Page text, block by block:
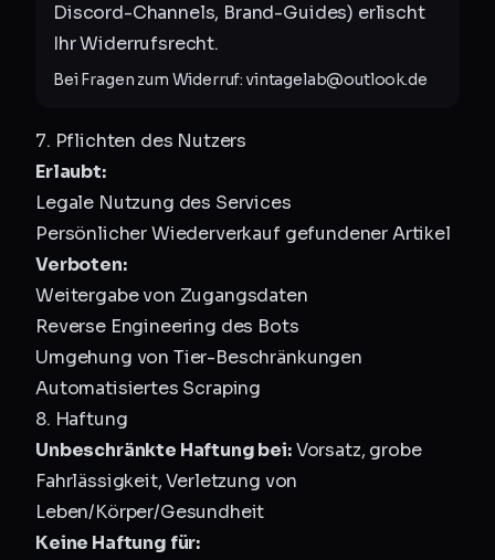
Discord-Channels, Brand-Guides) erlischt
Ihr Widerrufsrecht.
Bei Fragen zum Widerruf: vintagelab@outlook.de
7. Pflichten des Nutzers
Erlaubt:
Legale Nutzung des Services
Persönlicher Wiederverkauf gefundener Artikel
Verboten:
Weitergabe von Zugangsdaten
Reverse Engineering des Bots
Umgehung von Tier-Beschränkungen
Automatisiertes Scraping
8. Haftung
Unbeschränkte Haftung bei:Vorsatz, grobe
Fahrlässigkeit, Verletzung von
Leben/Körper/Gesundheit
Keine Haftung für: